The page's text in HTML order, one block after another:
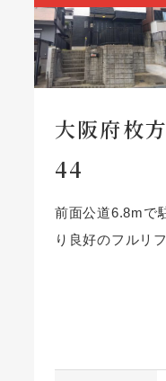
大阪府枚
44
前面公道6.8mで
り良好のフルリ